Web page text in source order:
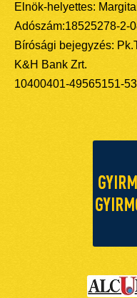
Elnök-helyettes:
Adószám:18525278-2-
Bírósági bejegyzés:
K&H Bank Zrt.
10400401-49565151-